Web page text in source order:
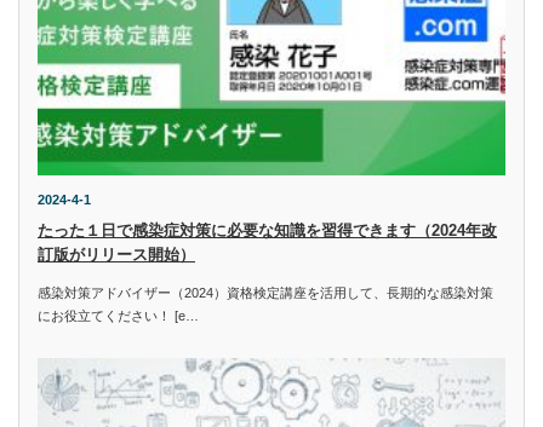
2024-4-1
たった１日で感染症対策に必要な知識を習得できます（2024年改
訂版がリリース開始）
感染対策アドバイザー（2024）資格検定講座を活用して、長期的な感染対策
にお役立てください！ [e…